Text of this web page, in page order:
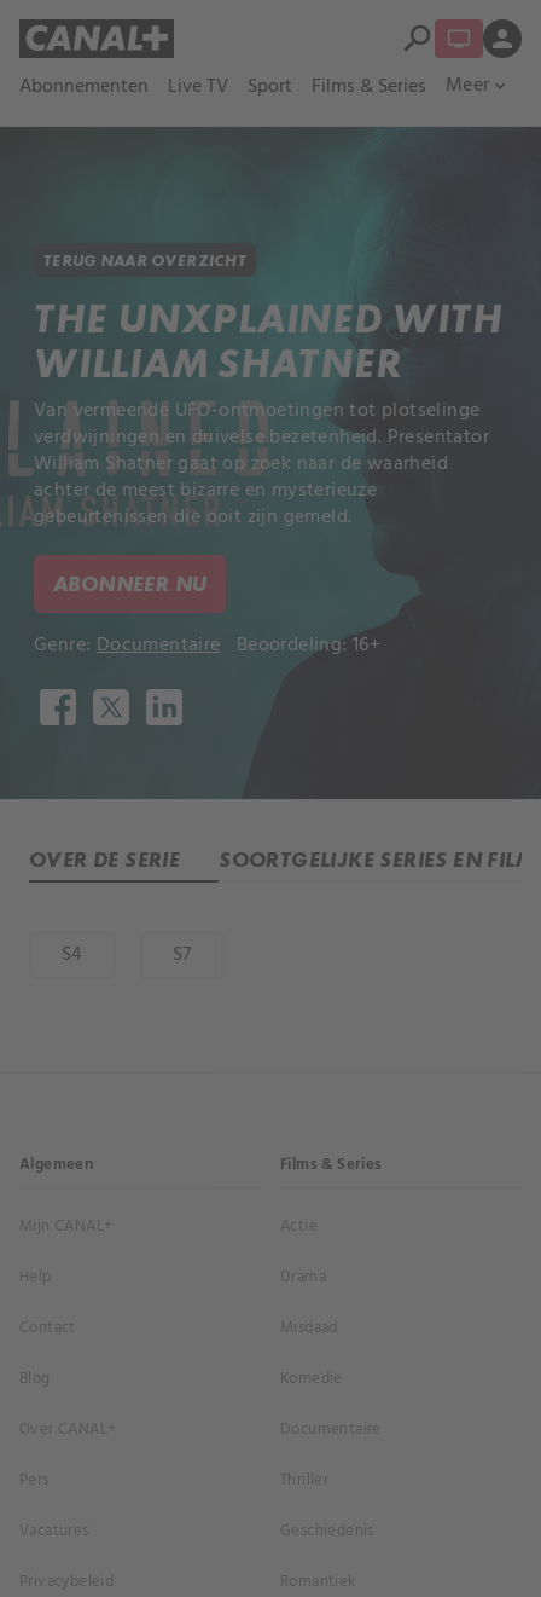
Abonnementen Live TV Sport Films & Series Meer expand_more
search person
TERUG NAAR OVERZICHT
THE UNXPLAINED WITH
WILLIAM SHATNER
Van vermeende UFO-ontmoetingen tot plotselinge
verdwijningen en duivelse bezetenheid. Presentator
William Shatner gaat op zoek naar de waarheid
achter de meest bizarre en mysterieuze
gebeurtenissen die ooit zijn gemeld.
ABONNEER NU
Genre: Documentaire Beoordeling: 16+
OVER DE SERIE SOORTGELIJKE SERIES EN
S4 S7
Algemeen
Mijn CANAL+
Help
Contact
Blog
Over CANAL+
Pers
Vacatures
Privacybeleid
Films & Series
Actie
Drama
Misdaad
Komedie
Documentaire
Thriller
Geschiedenis
Romantiek